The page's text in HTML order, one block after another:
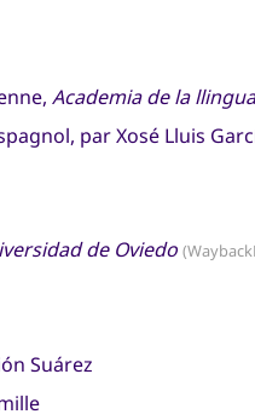
Academia de la
par Xosé Lluis
de Oviedo
Suárez